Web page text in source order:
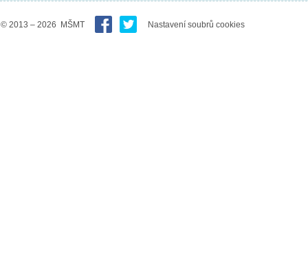
© 2013 – 2026 MŠMT Nastavení soubrů cookies